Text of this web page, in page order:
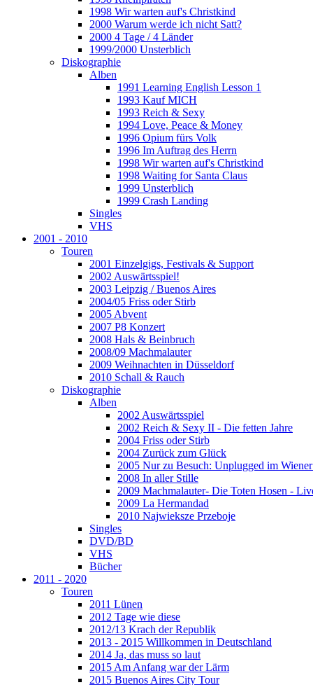
1998 Wir warten auf's Christkind
2000 Warum werde ich nicht Satt?
2000 4 Tage / 4 Länder
1999/2000 Unsterblich
Diskographie
Alben
1991 Learning English Lesson 1
1993 Kauf MICH
1993 Reich & Sexy
1994 Love, Peace & Money
1996 Opium fürs Volk
1996 Im Auftrag des Herrn
1998 Wir warten auf's Christkind
1998 Waiting for Santa Claus
1999 Unsterblich
1999 Crash Landing
Singles
VHS
2001 - 2010
Touren
2001 Einzelgigs, Festivals & Support
2002 Auswärtsspiel!
2003 Leipzig / Buenos Aires
2004/05 Friss oder Stirb
2005 Abvent
2007 P8 Konzert
2008 Hals & Beinbruch
2008/09 Machmalauter
2009 Weihnachten in Düsseldorf
2010 Schall & Rauch
Diskographie
Alben
2002 Auswärtsspiel
2002 Reich & Sexy II - Die fetten Jahre
2004 Friss oder Stirb
2004 Zurück zum Glück
2005 Nur zu Besuch: Unplugged im
2008 In aller Stille
2009 Machmalauter- Die Toten Hosen -
2009 La Hermandad
2010 Najwieksze Przeboje
Singles
DVD/BD
VHS
Bücher
2011 - 2020
Touren
2011 Lünen
2012 Tage wie diese
2012/13 Krach der Republik
2013 - 2015 Willkommen in Deutschland
2014 Ja, das muss so laut
2015 Am Anfang war der Lärm
2015 Buenos Aires City Tour